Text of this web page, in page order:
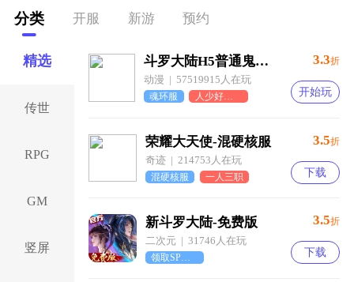
分类 开服 新游 预约
精选
传世
RPG
GM
竖屏
斗罗大陆H5普通鬼服-魂环服
动漫 | 57519915人在玩
魂环服 人少好霸服
3.3折
开始玩
荣耀大天使-混硬核服
奇迹 | 214753人在玩
混硬核服 一人三职
3.5折
下载
新斗罗大陆-免费版
二次元 | 31746人在玩
3.5折
下载